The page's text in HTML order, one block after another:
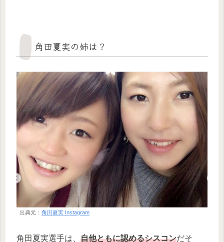
角田夏実の姉は？
出典元： 角田夏実 Instagram
角田夏実選手は、 自他ともに認めるシスコンだそ